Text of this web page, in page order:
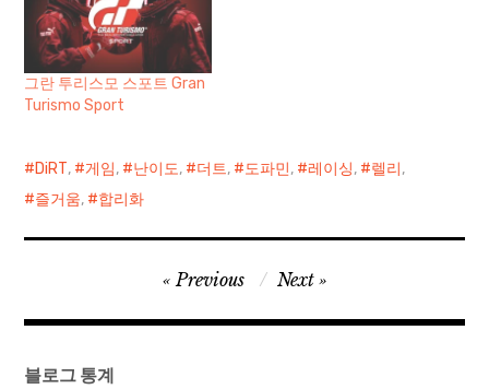
그란 투리스모 스포트 Gran
Turismo Sport
DiRT, 게임, 난이도, 더트, 도파민, 레이싱, 렐리,
즐거움, 합리화
탐
Previous Next
블로그 통계